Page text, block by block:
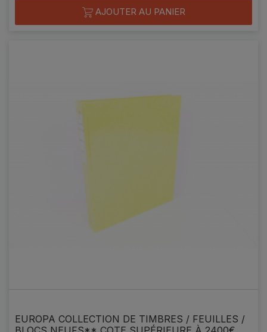
AJOUTER AU PANIER
EUROPA COLLECTION DE TIMBRES / FEUILLES /